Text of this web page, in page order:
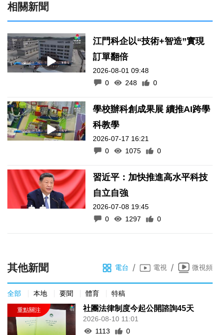
相關新聞
江門科企以“技術+智造”實現
訂單翻倍
2026-08-01 09:48
0
248 0
學校辦科創成果展 續推AI跨學
科教學
2026-07-17 16:21
0
1075 0
習近平：加快推進高水平科技
自立自強
2026-07-08 19:45
0
1297 0
其他新聞 電台 / 電視 / 微視頻
全部 本地 要聞 體育 特稿
社團法律制度今起公開諮詢45天
2026-08-10 11:01
1113
0